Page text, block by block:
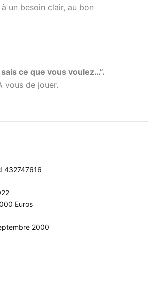
un besoin clair, au bon
ce que vous voulez…”.
vous de jouer.
432747616
Euros
2000